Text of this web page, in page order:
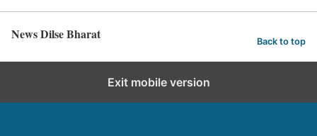
News Dilse Bharat Back to top
Exit mobile version